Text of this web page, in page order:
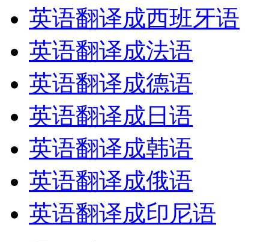
英语翻译成西班牙语
英语翻译成法语
英语翻译成德语
英语翻译成日语
英语翻译成韩语
英语翻译成俄语
英语翻译成印尼语